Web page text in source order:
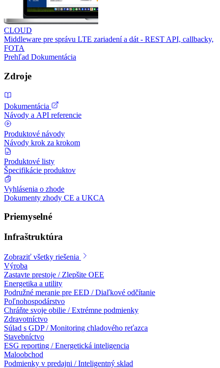
CLOUD
Middleware pre správu LTE zariadení a dát - REST API, callbacky,
FOTA
Prehľad Dokumentácia
Zdroje
Dokumentácia
Návody a API referencie
Produktové návody
Návody krok za krokom
Produktové listy
Špecifikácie produktov
Vyhlásenia o zhode
Dokumenty zhody CE a UKCA
Priemyselné
Infraštruktúra
Zobraziť všetky riešenia
Výroba
Zastavte prestoje / Zlepšite OEE
Energetika a utility
Podružné meranie pre EED / Diaľkové odčítanie
Poľnohospodárstvo
Chráňte svoje obilie / Extrémne podmienky
Zdravotníctvo
Súlad s GDP / Monitoring chladového reťazca
Stavebníctvo
ESG reporting / Energetická inteligencia
Maloobchod
Podmienky v predajni / Inteligentný sklad